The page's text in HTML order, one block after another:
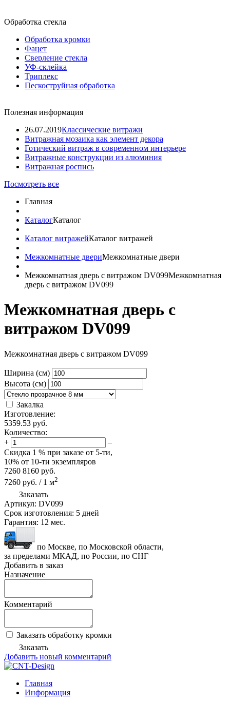
Обработка стекла
Обработка кромки
Фацет
Сверление стекла
УФ-склейка
Триплекс
Пескоструйная обработка
Полезная информация
26.07.2019Классические витражи
Витражная мозаика как элемент декора
Готический витраж в современном интерьере
Витражные конструкции из алюминия
Витражная роспись
Посмотреть все
Главная
КаталогКаталог
Каталог витражейКаталог витражей
Межкомнатные двериМежкомнатные двери
Межкомнатная дверь с витражом DV099Межкомнатная
дверь с витражом DV099
Межкомнатная дверь с
витражом DV099
Межкомнатная дверь с витражом DV099
Ширина (см)
Высота (см)
Закалка
Изготовление:
5359.53 руб.
Количество:
+
–
Скидка 1 % при заказе от 5-ти,
10% от 10-ти экземпляров
7260 8160 руб.
7260 руб. / 1 м2
Заказать
Артикул: DV099
Срок изготовления: 5 дней
Гарантия: 12 мес.
по Москве, по Московской области,
за пределами МКАД, по России, по СНГ
Добавить в заказ
Назначение
Комментарий
Заказать обработку кромки
Заказать
Добавить новый комментарий
Главная
Информация